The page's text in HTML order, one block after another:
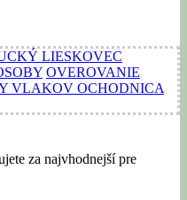
LIESKOVEC
OVEROVANIE
VLAKOV OCHODNICA
za najvhodnejší pre